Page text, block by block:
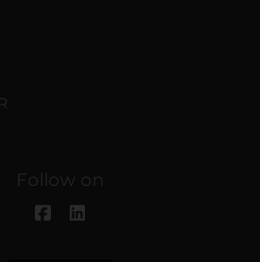
Follow on